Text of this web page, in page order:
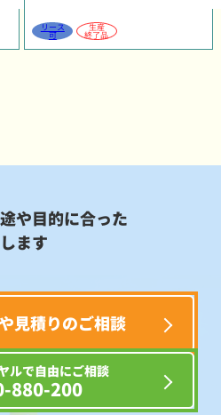
リース
可
生産
終了品
や目的に合った
ます
見積りのご相談
ルで自由にご相談
880-200